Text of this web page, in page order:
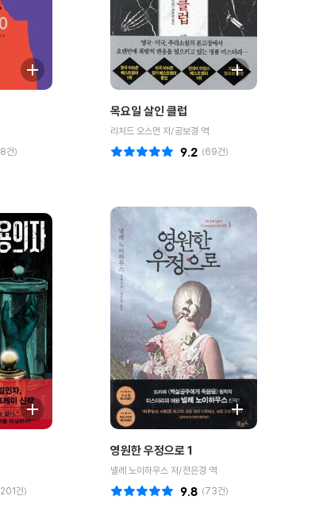
8건)
목요일 살인 클럽
리처드 오스먼 저/공보경 역
(69건)
9.2
201건)
영원한 우정으로 1
넬레 노이하우스 저/전은경 역
(73건)
9.8